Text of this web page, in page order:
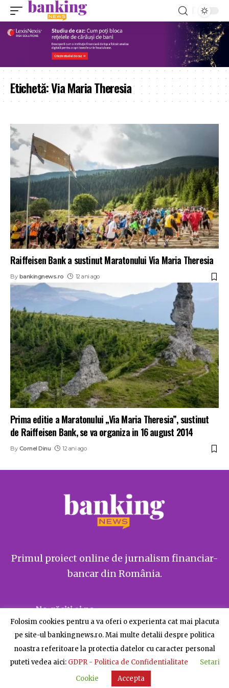
Etichetă:Via Maria Theresia
Raiffeisen Bank a sustinut Maratonului Via Maria Theresia
By bankingnews.ro 12 ani ago
Prima editie a Maratonului „Via Maria Theresia”, sustinut
de Raiffeisen Bank, se va organiza in 16 august 2014
By Cornel Dinu 12 ani ago
Primul proiect online de jurnalism financiar-
bancar din România.
Ne găsiți și pe
© BankingNews - Toate drepturile rezervate
Despre BankingNews Contact Publicitate
Folosim cookies pentru a va oferi o experienta cat mai placuta
pe site-ul bankingnews.ro. Mai multe detalii despre politica
noastra referitoare la protectia datelor cu caracter personal
puteti vedea aici: GDPR - Politica de Confidentialitate
Setari
Cookie
Accepta